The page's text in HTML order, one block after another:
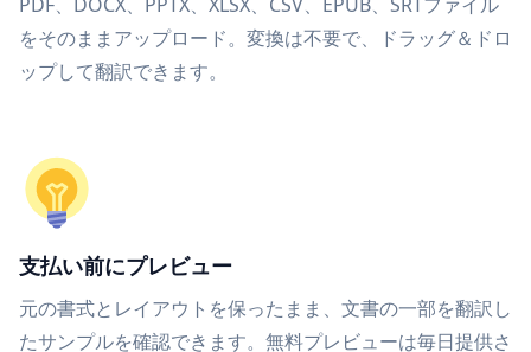
をそのままアップロード。変換は不要で、ドラッグ＆ドロ
ップして翻訳できます。
支払い前にプレビュー
元の書式とレイアウトを保ったまま、文書の一部を翻訳し
たサンプルを確認できます。無料プレビューは毎日提供さ